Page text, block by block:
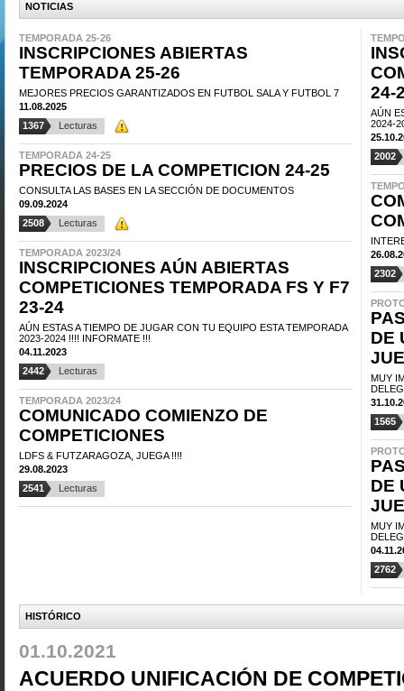
NOTICIAS
TEMPORADA 25-26
INSCRIPCIONES ABIERTAS
TEMPORADA 25-26
MEJORES PRECIOS GARANTIZADOS EN FUTBOL SALA Y FUTBOL 7
11.08.2025
1367
Lecturas
TEMPORADA 24-25
PRECIOS DE LA COMPETICION 24-25
CONSULTA LAS BASES EN LA SECCIÓN DE DOCUMENTOS
09.09.2024
2508
Lecturas
TEMPORADA 2023/24
INSCRIPCIONES AÚN ABIERTAS
COMPETICIONES TEMPORADA FS Y F7
23-24
AÚN ESTAS A TIEMPO DE JUGAR CON TU EQUIPO ESTA TEMPORADA
2023-2024 !!!! INFORMATE !!!
04.11.2023
2442
Lecturas
TEMPORADA 2023/24
COMUNICADO COMIENZO DE
COMPETICIONES
LDFS & FUTZARAGOZA, JUEGA !!!!
29.08.2023
2541
Lecturas
24-
AÚN
2024-
2002
2302
DE
MUY
1565
DE
MUY
2762
HISTÓRICO
01.10.2021
ACUERDO UNIFICACIÓN DE